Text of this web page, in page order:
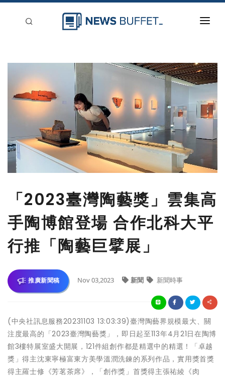
「2023臺灣陶藝獎」雲集高
手陶博館登場 合作北科大平
行推「陶藝巨擘展」
推廣新聞稿 Nov 03,2023 新聞 新聞時事
(中央社訊息服務20231103 13:03:39)臺灣陶藝界規模最大、關
注度最高的「2023臺灣陶藝獎」，即日起至113年4月21日在陶博
館3樓特展室盛大開展，121件組創作都是精選中的精選！「卓越
獎」得主沈東寧極富東方美學溫潤洗鍊的系列作品，實用獎首獎
得主羅士修《芳茗茶席》，「創作獎」首獎得主張祐綾《肉